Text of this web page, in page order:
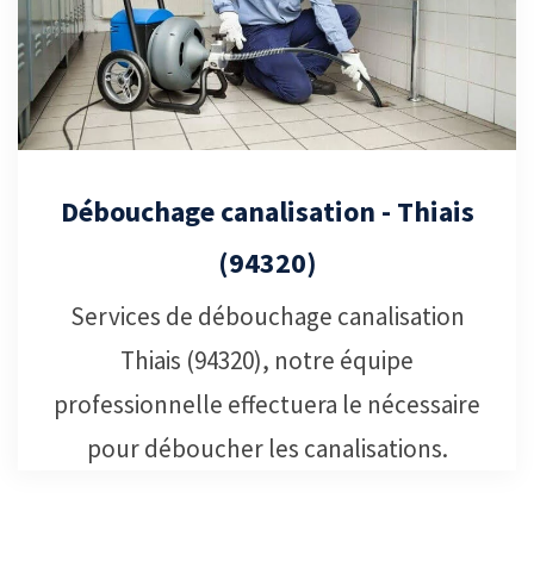
Débouchage canalisation - Thiais
(94320)
Services de débouchage canalisation
Thiais (94320), notre équipe
professionnelle effectuera le nécessaire
pour déboucher les canalisations.